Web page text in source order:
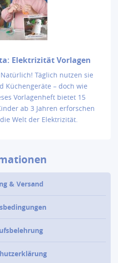
Elektrizität Vorlagen
Täglich nutzen sie
Küchengeräte – doch wie
Vorlagenheft bietet 15
ab 3 Jahren erforschen
Welt der Elektrizität.
& Versand